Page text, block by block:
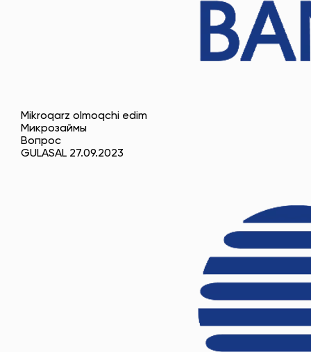
Mikroqarz olmoqchi edim
Микрозаймы
Вопрос
GULASAL 27.09.2023